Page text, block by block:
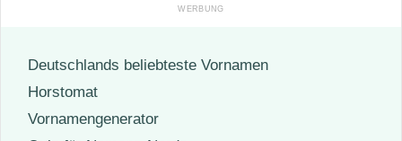
Deutschlands beliebteste Vornamen
Horstomat
Vornamengenerator